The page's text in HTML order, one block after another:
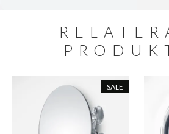
SALE